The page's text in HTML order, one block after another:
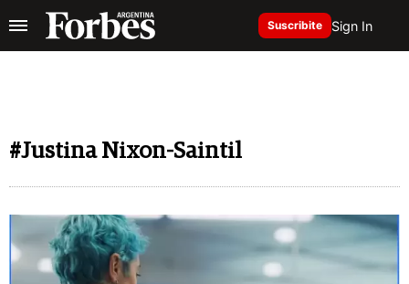
Suscribite Sign In
#Justina Nixon-Saintil